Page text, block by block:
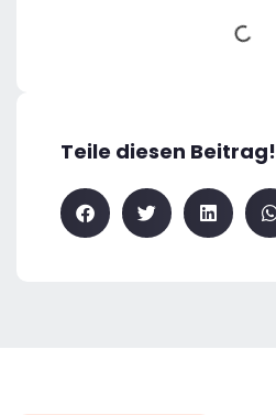
Teile diesen Beitrag!